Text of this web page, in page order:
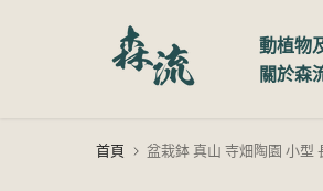
動植物
關於森
首頁 盆栽鉢 真山 寺畑陶園 小型